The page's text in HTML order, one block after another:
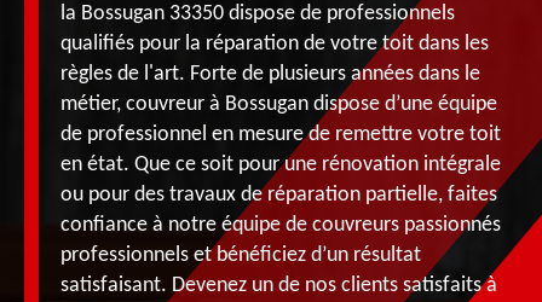
la Bossugan 33350 dispose de professionnels
qualifiés pour la réparation de votre toit dans les
règles de l'art. Forte de plusieurs années dans le
métier, couvreur à Bossugan dispose d’une équipe
de professionnel en mesure de remettre votre toit
en état. Que ce soit pour une rénovation intégrale
ou pour des travaux de réparation partielle, faites
confiance à notre équipe de couvreurs passionnés
professionnels et bénéficiez d’un résultat
satisfaisant. Devenez un de nos clients satisfaits à